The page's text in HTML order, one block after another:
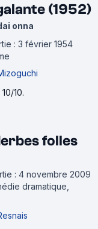
(1952)
onna
: 3 février 1954
10.
folles
: 4 novembre 2009
dramatique,